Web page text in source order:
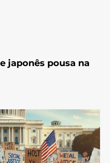
japonês pousa na